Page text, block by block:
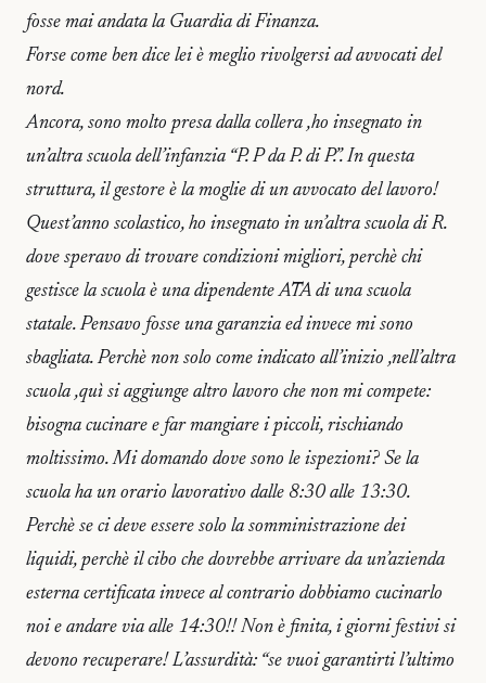
fosse mai andata la Guardia di Finanza.
Forse come ben dice lei è meglio rivolgersi ad avvocati del
nord.
Ancora, sono molto presa dalla collera ,ho insegnato in
un’altra scuola dell’infanzia “P. P da P. di P.”. In questa
struttura, il gestore è la moglie di un avvocato del lavoro!
Quest’anno scolastico, ho insegnato in un’altra scuola di R.
dove speravo di trovare condizioni migliori, perchè chi
gestisce la scuola è una dipendente ATA di una scuola
statale. Pensavo fosse una garanzia ed invece mi sono
sbagliata. Perchè non solo come indicato all’inizio ,nell’altra
scuola ,quì si aggiunge altro lavoro che non mi compete:
bisogna cucinare e far mangiare i piccoli, rischiando
moltissimo. Mi domando dove sono le ispezioni? Se la
scuola ha un orario lavorativo dalle 8:30 alle 13:30.
Perchè se ci deve essere solo la somministrazione dei
liquidi, perchè il cibo che dovrebbe arrivare da un’azienda
esterna certificata invece al contrario dobbiamo cucinarlo
noi e andare via alle 14:30!! Non è finita, i giorni festivi si
devono recuperare! L’assurdità: “se vuoi garantirti l’ultimo